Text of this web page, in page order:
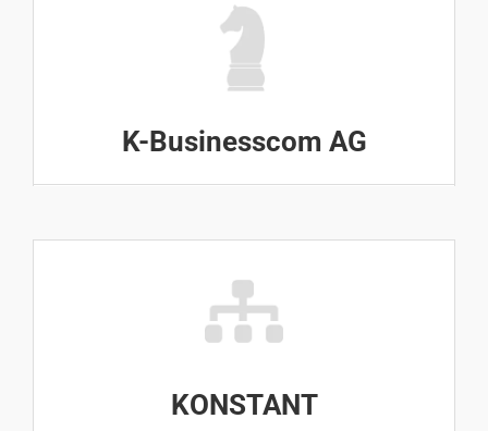
K-Businesscom AG
KONSTANT